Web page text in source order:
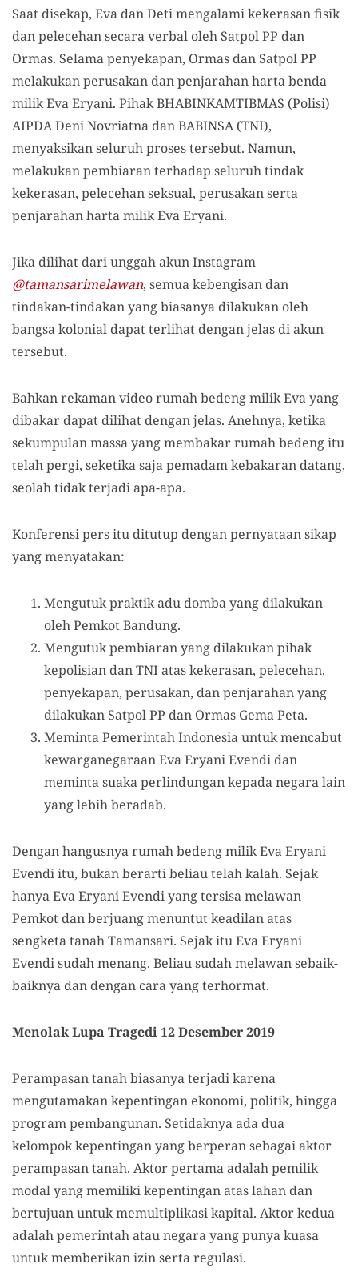
Saat disekap, Eva dan Deti mengalami kekerasan fisik
dan pelecehan secara verbal oleh Satpol PP dan
Ormas. Selama penyekapan, Ormas dan Satpol PP
melakukan perusakan dan penjarahan harta benda
milik Eva Eryani. Pihak BHABINKAMTIBMAS (Polisi)
AIPDA Deni Novriatna dan BABINSA (TNI),
menyaksikan seluruh proses tersebut. Namun,
melakukan pembiaran terhadap seluruh tindak
kekerasan, pelecehan seksual, perusakan serta
penjarahan harta milik Eva Eryani.
Jika dilihat dari unggah akun Instagram
@tamansarimelawan, semua kebengisan dan
tindakan-tindakan yang biasanya dilakukan oleh
bangsa kolonial dapat terlihat dengan jelas di akun
tersebut.
Bahkan rekaman video rumah bedeng milik Eva yang
dibakar dapat dilihat dengan jelas. Anehnya, ketika
sekumpulan massa yang membakar rumah bedeng itu
telah pergi, seketika saja pemadam kebakaran datang,
seolah tidak terjadi apa-apa.
Konferensi pers itu ditutup dengan pernyataan sikap
yang menyatakan:
Mengutuk praktik adu domba yang dilakukan
oleh Pemkot Bandung.
Mengutuk pembiaran yang dilakukan pihak
kepolisian dan TNI atas kekerasan, pelecehan,
penyekapan, perusakan, dan penjarahan yang
dilakukan Satpol PP dan Ormas Gema Peta.
Meminta Pemerintah Indonesia untuk mencabut
kewarganegaraan Eva Eryani Evendi dan
meminta suaka perlindungan kepada negara lain
yang lebih beradab.
Dengan hangusnya rumah bedeng milik Eva Eryani
Evendi itu, bukan berarti beliau telah kalah. Sejak
hanya Eva Eryani Evendi yang tersisa melawan
Pemkot dan berjuang menuntut keadilan atas
sengketa tanah Tamansari. Sejak itu Eva Eryani
Evendi sudah menang. Beliau sudah melawan sebaik-
baiknya dan dengan cara yang terhormat.
Menolak Lupa Tragedi 12 Desember 2019
Perampasan tanah biasanya terjadi karena
mengutamakan kepentingan ekonomi, politik, hingga
program pembangunan. Setidaknya ada dua
kelompok kepentingan yang berperan sebagai aktor
perampasan tanah. Aktor pertama adalah pemilik
modal yang memiliki kepentingan atas lahan dan
bertujuan untuk memultiplikasi kapital. Aktor kedua
adalah pemerintah atau negara yang punya kuasa
untuk memberikan izin serta regulasi.